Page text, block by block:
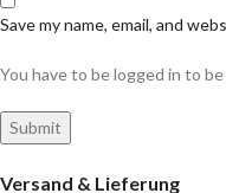
Save my name, email, and
You have to be logged in to
Versand & Lieferung